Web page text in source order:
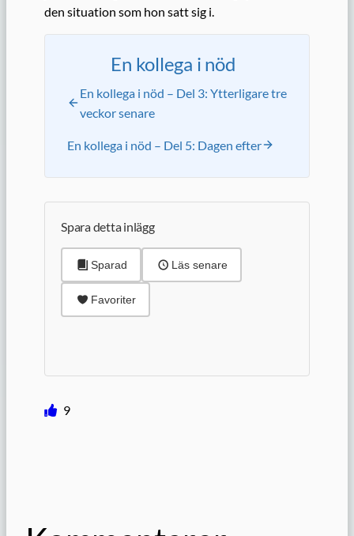
den situation som hon satt sig i.
En kollega i nöd
En kollega i nöd – Del 3: Ytterligare tre
veckor senare
En kollega i nöd – Del 5: Dagen efter
Spara detta inlägg
Sparad Läs senare
Favoriter
9